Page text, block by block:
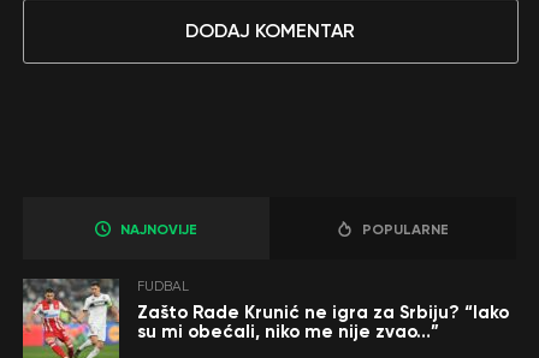
DODAJ KOMENTAR
NAJNOVIJE POPULARNE
FUDBAL
Zašto Rade Krunić ne igra za Srbiju? “Iako
su mi obećali, niko me nije zvao…”